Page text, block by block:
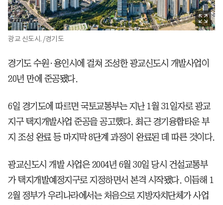
광교 신도시. /경기도
경기도 수원·용인시에 걸쳐 조성한 광교신도시 개발사업이
20년 만에 준공됐다.
6일 경기도에 따르면 국토교통부는 지난 1월 31일자로 광교
지구 택지개발사업 준공을 공고했다. 최근 경기융합타운 부
지 조성 완료 등 마지막 8단계 과정이 완료된 데 따른 것이다.
광교신도시 개발 사업은 2004년 6월 30일 당시 건설교통부
가 택지개발예정지구로 지정하면서 본격 시작됐다. 이듬해 1
2월 정부가 우리나라에서는 처음으로 지방자치단체가 사업